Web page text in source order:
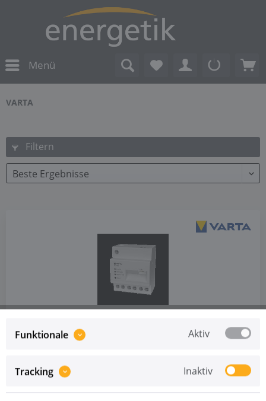
Menü
VARTA
Filtern
VARTA.energymeter VEM103
Geschäftskunde sichtbar.
Funktionale Aktiv
Tracking Inaktiv